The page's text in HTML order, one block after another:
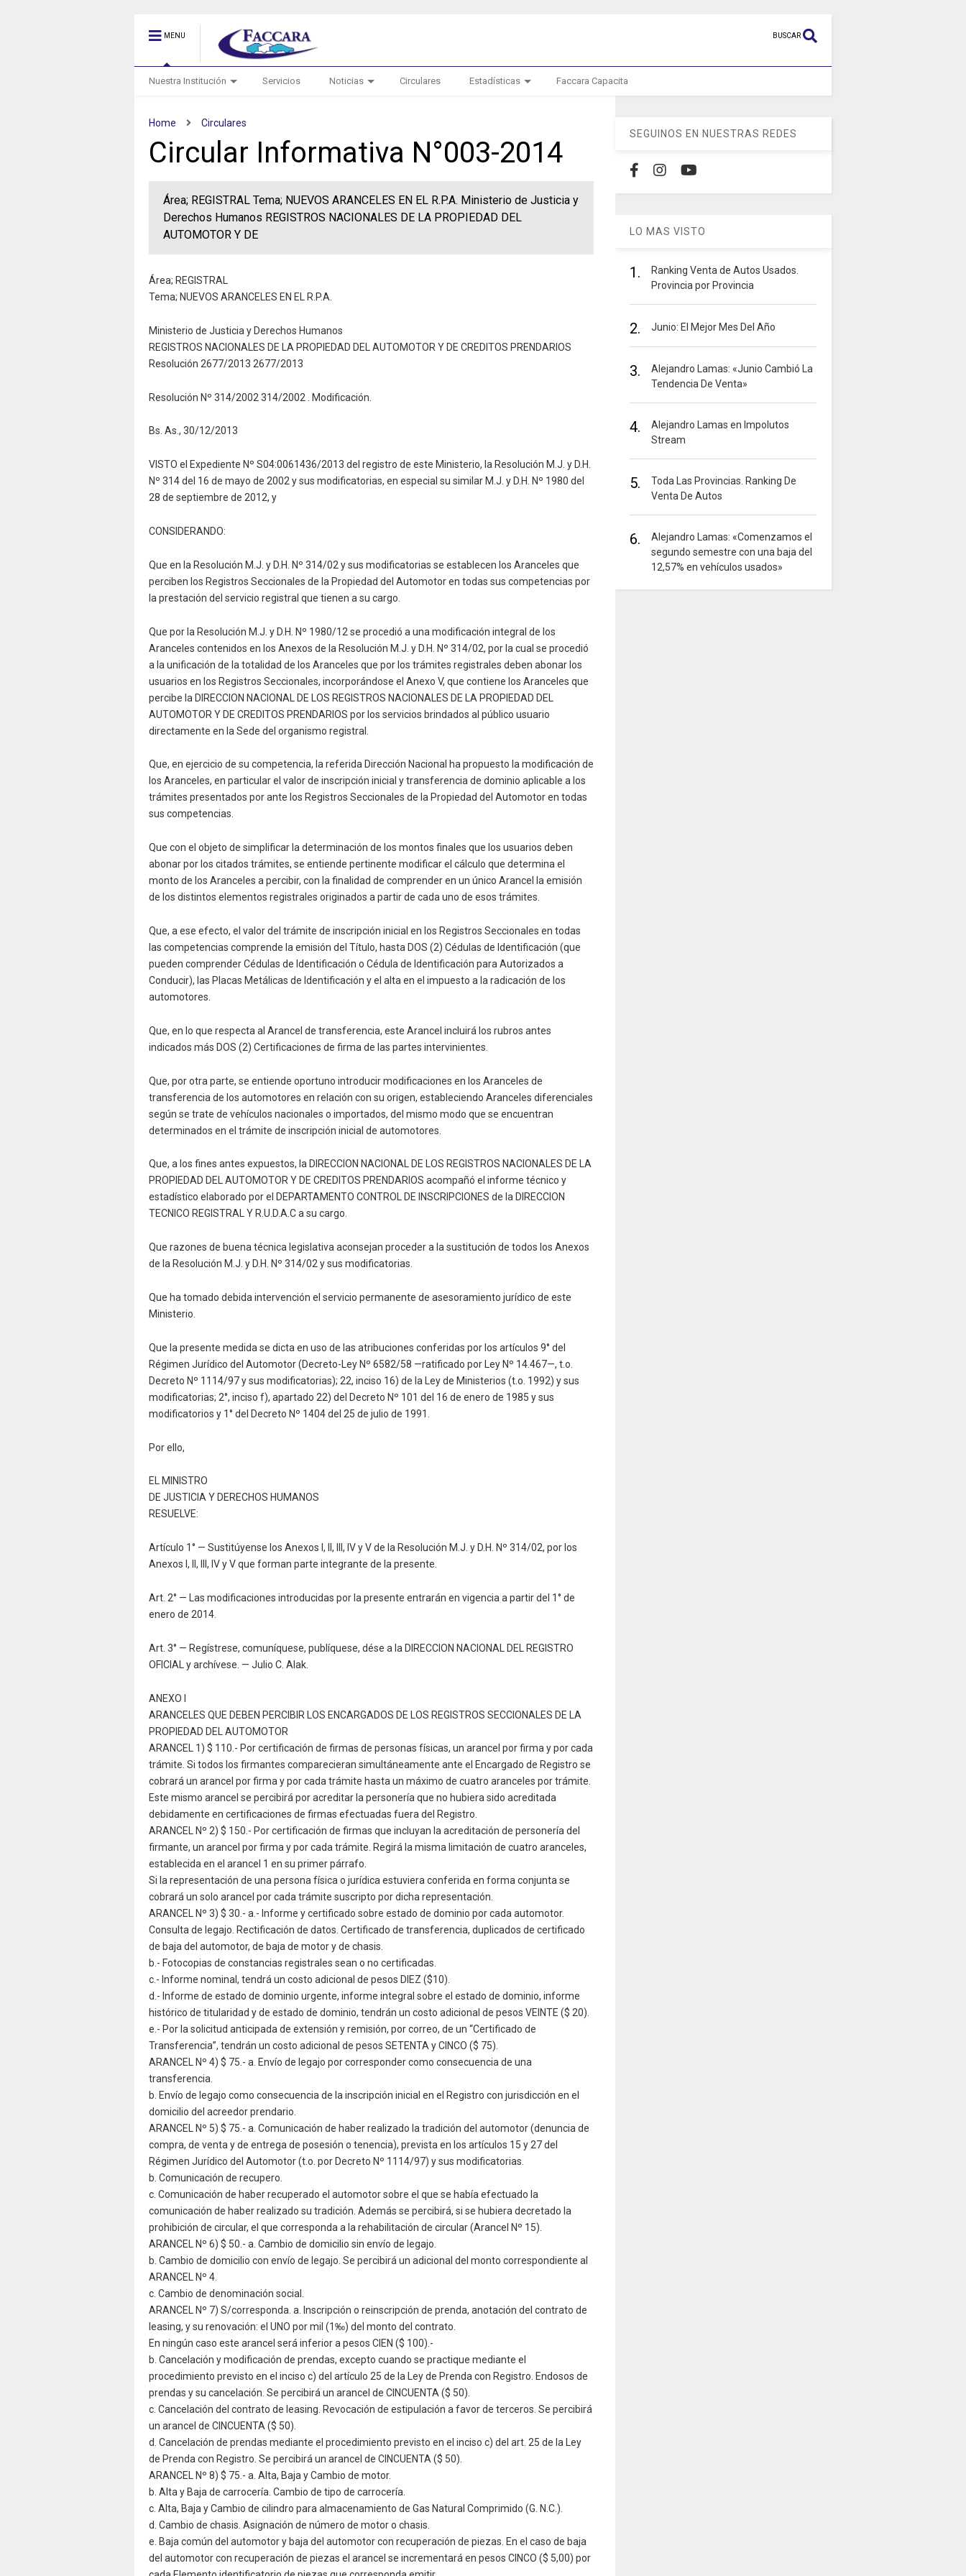
MENU BUSCAR
Nuestra Institución Servicios Noticias Circulares Estadísticas Faccara Capacita
Home Circulares
Circular Informativa N°003-2014
Área; REGISTRAL Tema; NUEVOS ARANCELES EN EL R.P.A. Ministerio de Justicia y
Derechos Humanos REGISTROS NACIONALES DE LA PROPIEDAD DEL
AUTOMOTOR Y DE
Área; REGISTRAL
Tema; NUEVOS ARANCELES EN EL R.P.A.
Ministerio de Justicia y Derechos Humanos
REGISTROS NACIONALES DE LA PROPIEDAD DEL AUTOMOTOR Y DE CREDITOS PRENDARIOS
Resolución 2677/2013 2677/2013
Resolución Nº 314/2002 314/2002 . Modificación.
Bs. As., 30/12/2013
VISTO el Expediente Nº S04:0061436/2013 del registro de este Ministerio, la Resolución M.J. y D.H.
Nº 314 del 16 de mayo de 2002 y sus modificatorias, en especial su similar M.J. y D.H. Nº 1980 del
28 de septiembre de 2012, y
CONSIDERANDO:
Que en la Resolución M.J. y D.H. Nº 314/02 y sus modificatorias se establecen los Aranceles que
perciben los Registros Seccionales de la Propiedad del Automotor en todas sus competencias por
la prestación del servicio registral que tienen a su cargo.
Que por la Resolución M.J. y D.H. Nº 1980/12 se procedió a una modificación integral de los
Aranceles contenidos en los Anexos de la Resolución M.J. y D.H. Nº 314/02, por la cual se procedió
a la unificación de la totalidad de los Aranceles que por los trámites registrales deben abonar los
usuarios en los Registros Seccionales, incorporándose el Anexo V, que contiene los Aranceles que
percibe la DIRECCION NACIONAL DE LOS REGISTROS NACIONALES DE LA PROPIEDAD DEL
AUTOMOTOR Y DE CREDITOS PRENDARIOS por los servicios brindados al público usuario
directamente en la Sede del organismo registral.
Que, en ejercicio de su competencia, la referida Dirección Nacional ha propuesto la modificación de
los Aranceles, en particular el valor de inscripción inicial y transferencia de dominio aplicable a los
trámites presentados por ante los Registros Seccionales de la Propiedad del Automotor en todas
sus competencias.
Que con el objeto de simplificar la determinación de los montos finales que los usuarios deben
abonar por los citados trámites, se entiende pertinente modificar el cálculo que determina el
monto de los Aranceles a percibir, con la finalidad de comprender en un único Arancel la emisión
de los distintos elementos registrales originados a partir de cada uno de esos trámites.
Que, a ese efecto, el valor del trámite de inscripción inicial en los Registros Seccionales en todas
las competencias comprende la emisión del Título, hasta DOS (2) Cédulas de Identificación (que
pueden comprender Cédulas de Identificación o Cédula de Identificación para Autorizados a
Conducir), las Placas Metálicas de Identificación y el alta en el impuesto a la radicación de los
automotores.
Que, en lo que respecta al Arancel de transferencia, este Arancel incluirá los rubros antes
indicados más DOS (2) Certificaciones de firma de las partes intervinientes.
Que, por otra parte, se entiende oportuno introducir modificaciones en los Aranceles de
transferencia de los automotores en relación con su origen, estableciendo Aranceles diferenciales
según se trate de vehículos nacionales o importados, del mismo modo que se encuentran
determinados en el trámite de inscripción inicial de automotores.
Que, a los fines antes expuestos, la DIRECCION NACIONAL DE LOS REGISTROS NACIONALES DE LA
PROPIEDAD DEL AUTOMOTOR Y DE CREDITOS PRENDARIOS acompañó el informe técnico y
estadístico elaborado por el DEPARTAMENTO CONTROL DE INSCRIPCIONES de la DIRECCION
TECNICO REGISTRAL Y R.U.D.A.C a su cargo.
Que razones de buena técnica legislativa aconsejan proceder a la sustitución de todos los Anexos
de la Resolución M.J. y D.H. Nº 314/02 y sus modificatorias.
Que ha tomado debida intervención el servicio permanente de asesoramiento jurídico de este
Ministerio.
Que la presente medida se dicta en uso de las atribuciones conferidas por los artículos 9° del
Régimen Jurídico del Automotor (Decreto-Ley Nº 6582/58 —ratificado por Ley Nº 14.467—, t.o.
Decreto Nº 1114/97 y sus modificatorias); 22, inciso 16) de la Ley de Ministerios (t.o. 1992) y sus
modificatorias; 2°, inciso f), apartado 22) del Decreto Nº 101 del 16 de enero de 1985 y sus
modificatorios y 1° del Decreto Nº 1404 del 25 de julio de 1991.
Por ello,
EL MINISTRO
DE JUSTICIA Y DERECHOS HUMANOS
RESUELVE:
Artículo 1° — Sustitúyense los Anexos I, II, III, IV y V de la Resolución M.J. y D.H. Nº 314/02, por los
Anexos I, II, III, IV y V que forman parte integrante de la presente.
Art. 2° — Las modificaciones introducidas por la presente entrarán en vigencia a partir del 1° de
enero de 2014.
Art. 3° — Regístrese, comuníquese, publíquese, dése a la DIRECCION NACIONAL DEL REGISTRO
OFICIAL y archívese. — Julio C. Alak.
ANEXO I
ARANCELES QUE DEBEN PERCIBIR LOS ENCARGADOS DE LOS REGISTROS SECCIONALES DE LA
PROPIEDAD DEL AUTOMOTOR
ARANCEL 1) $ 110.- Por certificación de firmas de personas físicas, un arancel por firma y por cada
trámite. Si todos los firmantes comparecieran simultáneamente ante el Encargado de Registro se
cobrará un arancel por firma y por cada trámite hasta un máximo de cuatro aranceles por trámite.
Este mismo arancel se percibirá por acreditar la personería que no hubiera sido acreditada
debidamente en certificaciones de firmas efectuadas fuera del Registro.
ARANCEL Nº 2) $ 150.- Por certificación de firmas que incluyan la acreditación de personería del
firmante, un arancel por firma y por cada trámite. Regirá la misma limitación de cuatro aranceles,
establecida en el arancel 1 en su primer párrafo.
Si la representación de una persona física o jurídica estuviera conferida en forma conjunta se
cobrará un solo arancel por cada trámite suscripto por dicha representación.
ARANCEL Nº 3) $ 30.- a.- Informe y certificado sobre estado de dominio por cada automotor.
Consulta de legajo. Rectificación de datos. Certificado de transferencia, duplicados de certificado
de baja del automotor, de baja de motor y de chasis.
b.- Fotocopias de constancias registrales sean o no certificadas.
c.- Informe nominal, tendrá un costo adicional de pesos DIEZ ($10).
d.- Informe de estado de dominio urgente, informe integral sobre el estado de dominio, informe
histórico de titularidad y de estado de dominio, tendrán un costo adicional de pesos VEINTE ($ 20).
e.- Por la solicitud anticipada de extensión y remisión, por correo, de un “Certificado de
Transferencia”, tendrán un costo adicional de pesos SETENTA y CINCO ($ 75).
ARANCEL Nº 4) $ 75.- a. Envío de legajo por corresponder como consecuencia de una
transferencia.
b. Envío de legajo como consecuencia de la inscripción inicial en el Registro con jurisdicción en el
domicilio del acreedor prendario.
ARANCEL Nº 5) $ 75.- a. Comunicación de haber realizado la tradición del automotor (denuncia de
compra, de venta y de entrega de posesión o tenencia), prevista en los artículos 15 y 27 del
Régimen Jurídico del Automotor (t.o. por Decreto Nº 1114/97) y sus modificatorias.
b. Comunicación de recupero.
c. Comunicación de haber recuperado el automotor sobre el que se había efectuado la
comunicación de haber realizado su tradición. Además se percibirá, si se hubiera decretado la
prohibición de circular, el que corresponda a la rehabilitación de circular (Arancel Nº 15).
ARANCEL Nº 6) $ 50.- a. Cambio de domicilio sin envío de legajo.
b. Cambio de domicilio con envío de legajo. Se percibirá un adicional del monto correspondiente al
ARANCEL Nº 4.
c. Cambio de denominación social.
ARANCEL Nº 7) S/corresponda. a. Inscripción o reinscripción de prenda, anotación del contrato de
leasing, y su renovación: el UNO por mil (1‰) del monto del contrato.
En ningún caso este arancel será inferior a pesos CIEN ($ 100).-
b. Cancelación y modificación de prendas, excepto cuando se practique mediante el
procedimiento previsto en el inciso c) del artículo 25 de la Ley de Prenda con Registro. Endosos de
prendas y su cancelación. Se percibirá un arancel de CINCUENTA ($ 50).
c. Cancelación del contrato de leasing. Revocación de estipulación a favor de terceros. Se percibirá
un arancel de CINCUENTA ($ 50).
d. Cancelación de prendas mediante el procedimiento previsto en el inciso c) del art. 25 de la Ley
de Prenda con Registro. Se percibirá un arancel de CINCUENTA ($ 50).
ARANCEL Nº 8) $ 75.- a. Alta, Baja y Cambio de motor.
b. Alta y Baja de carrocería. Cambio de tipo de carrocería.
c. Alta, Baja y Cambio de cilindro para almacenamiento de Gas Natural Comprimido (G. N.C.).
d. Cambio de chasis. Asignación de número de motor o chasis.
e. Baja común del automotor y baja del automotor con recuperación de piezas. En el caso de baja
del automotor con recuperación de piezas el arancel se incrementará en pesos CINCO ($ 5,00) por
SEGUINOS EN NUESTRAS REDES
LO MAS VISTO
1.
Ranking Venta de Autos Usados.
Provincia por Provincia
2. Junio: El Mejor Mes Del Año
3.
Alejandro Lamas: «Junio Cambió La
Tendencia De Venta»
4.
Alejandro Lamas en Impolutos
Stream
5.
Toda Las Provincias. Ranking De
Venta De Autos
6.
Alejandro Lamas: «Comenzamos el
segundo semestre con una baja del
12,57% en vehículos usados»